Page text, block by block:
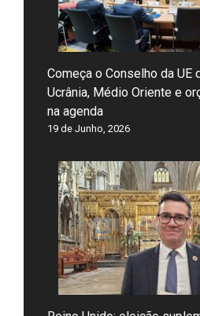
Começa o Conselho da UE
Ucrânia, Médio Oriente e
na agenda
19 de Junho, 2026